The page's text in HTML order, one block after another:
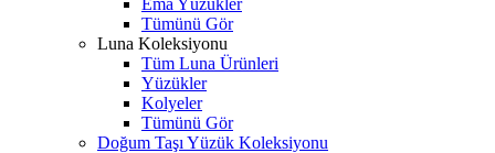
Ema Yüzükler
Tümünü Gör
Luna Koleksiyonu
Tüm Luna Ürünleri
Yüzükler
Kolyeler
Tümünü Gör
Doğum Taşı Yüzük Koleksiyonu